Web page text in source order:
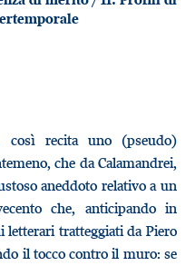
così recita uno (pseudo)
che da Calamandrei,
aneddoto relativo a un
che, anticipando in
letterari tratteggiati da Piero
il tocco contro il muro: se